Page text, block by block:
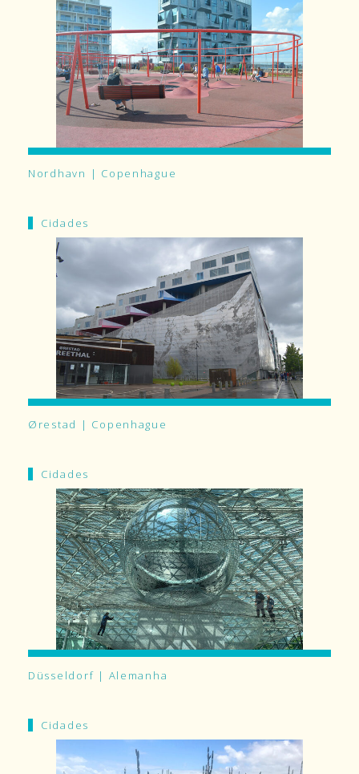
Nordhavn | Copenhague
Cidades
Ørestad | Copenhague
Cidades
Düsseldorf | Alemanha
Cidades